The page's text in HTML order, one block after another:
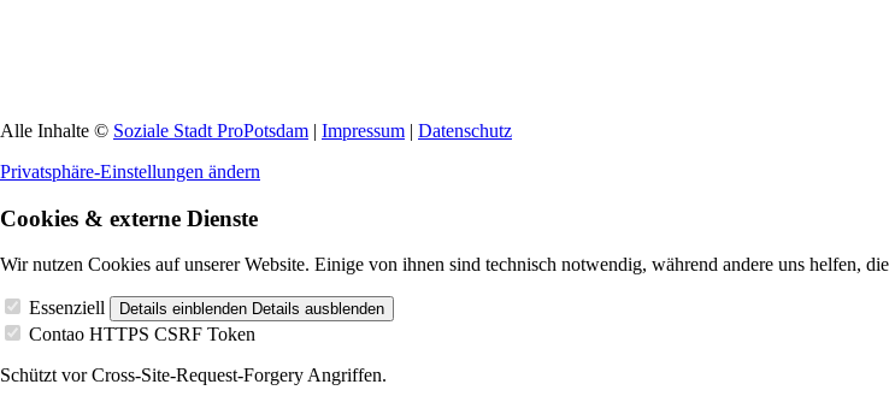
Alle Inhalte © Soziale Stadt ProPotsdam | Impressum | Datenschutz
Privatsphäre-Einstellungen ändern
Cookies & externe Dienste
Wir nutzen Cookies auf unserer Website. Einige von ihnen sind technisch notwendig, während andere uns helfen,
Essenziell Details einblenden Details ausblenden
Contao HTTPS CSRF Token
Schützt vor Cross-Site-Request-Forgery Angriffen.